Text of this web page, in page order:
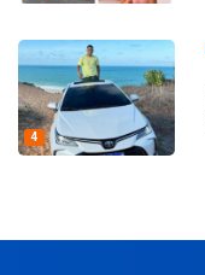
4